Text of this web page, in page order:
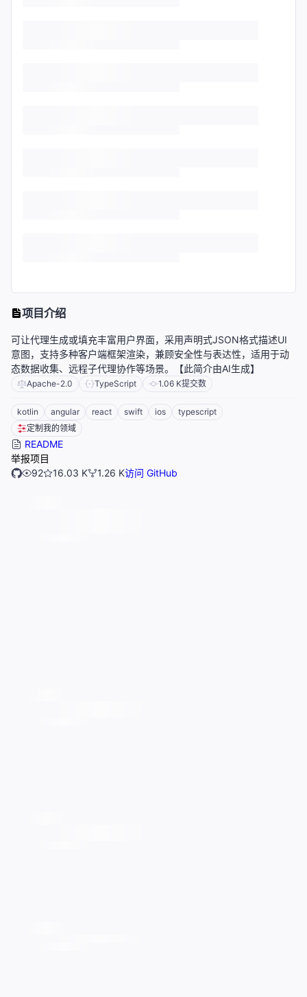
项目介绍
可让代理生成或填充丰富用户界面，采用声明式JSON格式描述UI
意图，支持多种客户端框架渲染，兼顾安全性与表达性，适用于动
态数据收集、远程子代理协作等场景。【此简介由AI生成】
Apache-2.0 TypeScript 1.06 K提交数
kotlin angular react swift ios
typescript
定制我的领域
README
举报项目
92
16.03 K 1.26 K访问 GitHub